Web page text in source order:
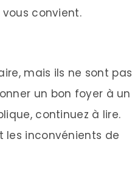
convient.
mais ils ne sont pas
un bon foyer à un
continuez à lire.
les inconvénients de